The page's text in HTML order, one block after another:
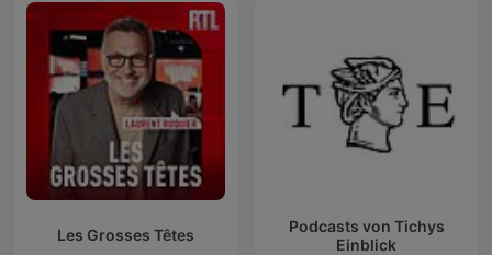
Les Grosses Têtes
Podcasts von Tichys
Einblick